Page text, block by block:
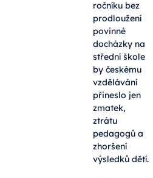
ročníku bez
prodloužení
povinné
docházky na
střední škole
by českému
vzdělávání
přineslo jen
zmatek,
ztrátu
pedagogů a
zhoršení
výsledků dětí.